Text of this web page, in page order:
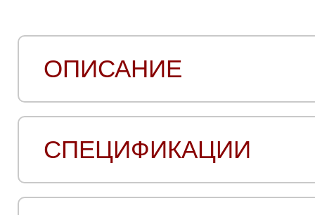
ОПИСАНИЕ
СПЕЦИФИКАЦИИ